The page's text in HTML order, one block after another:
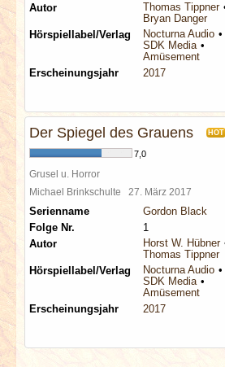
Autor
Thomas Tippner
Bryan Danger
Hörspiellabel/Verlag
Nocturna Audio
SDK Media
Amüsement
Erscheinungsjahr
2017
Der Spiegel des Grauens HOT
7,0
Grusel u. Horror
Michael Brinkschulte 27. März 2017
Serienname
Gordon Black
Folge Nr.
1
Autor
Horst W. Hübner
Thomas Tippner
Hörspiellabel/Verlag
Nocturna Audio
SDK Media
Amüsement
Erscheinungsjahr
2017